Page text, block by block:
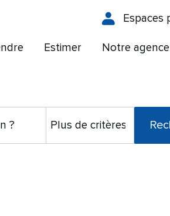
Espaces
Estimer Notre agence